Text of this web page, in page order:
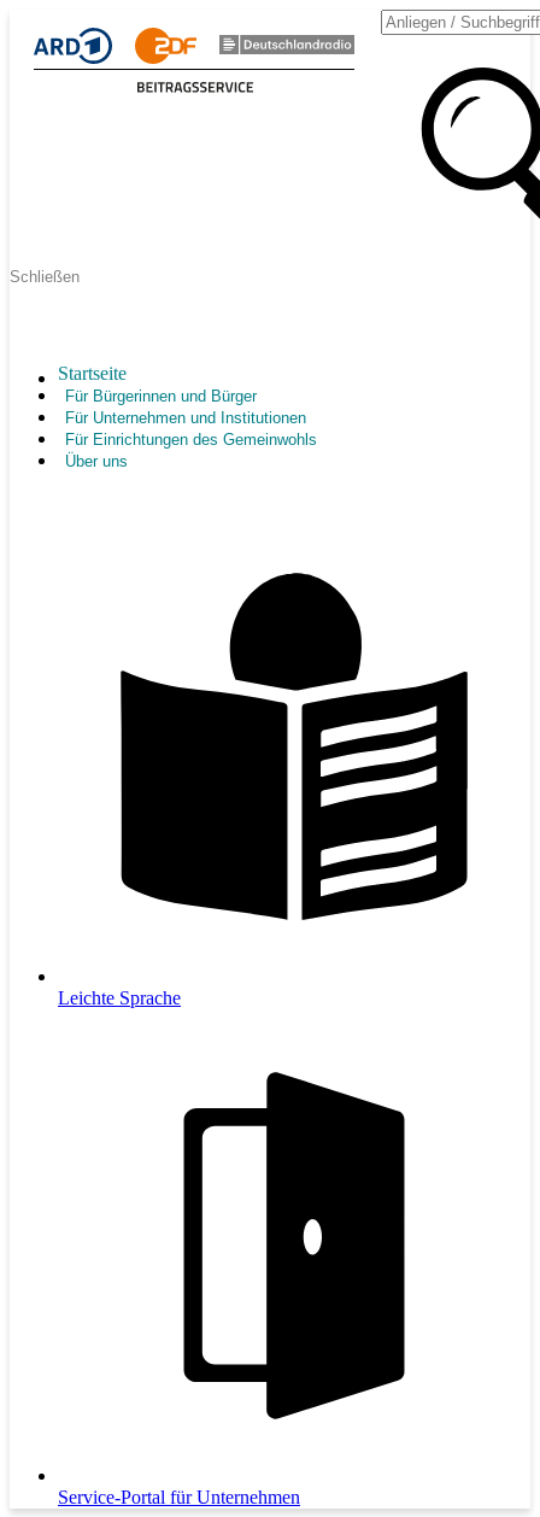
Schließen
Startseite
Für Bürgerinnen und Bürger
Für Unternehmen und Institutionen
Für Einrichtungen des Gemeinwohls
Über uns
Leichte Sprache
Service-Portal für Unternehmen